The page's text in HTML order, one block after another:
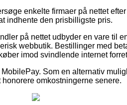
enkelte firmaer på nettet
indhente den prisbilligste pris.
på nettet udbyder en vare til
webbutik. Bestillinger med
imod svindlende internet
Som en alternativ
omkostningerne senere.